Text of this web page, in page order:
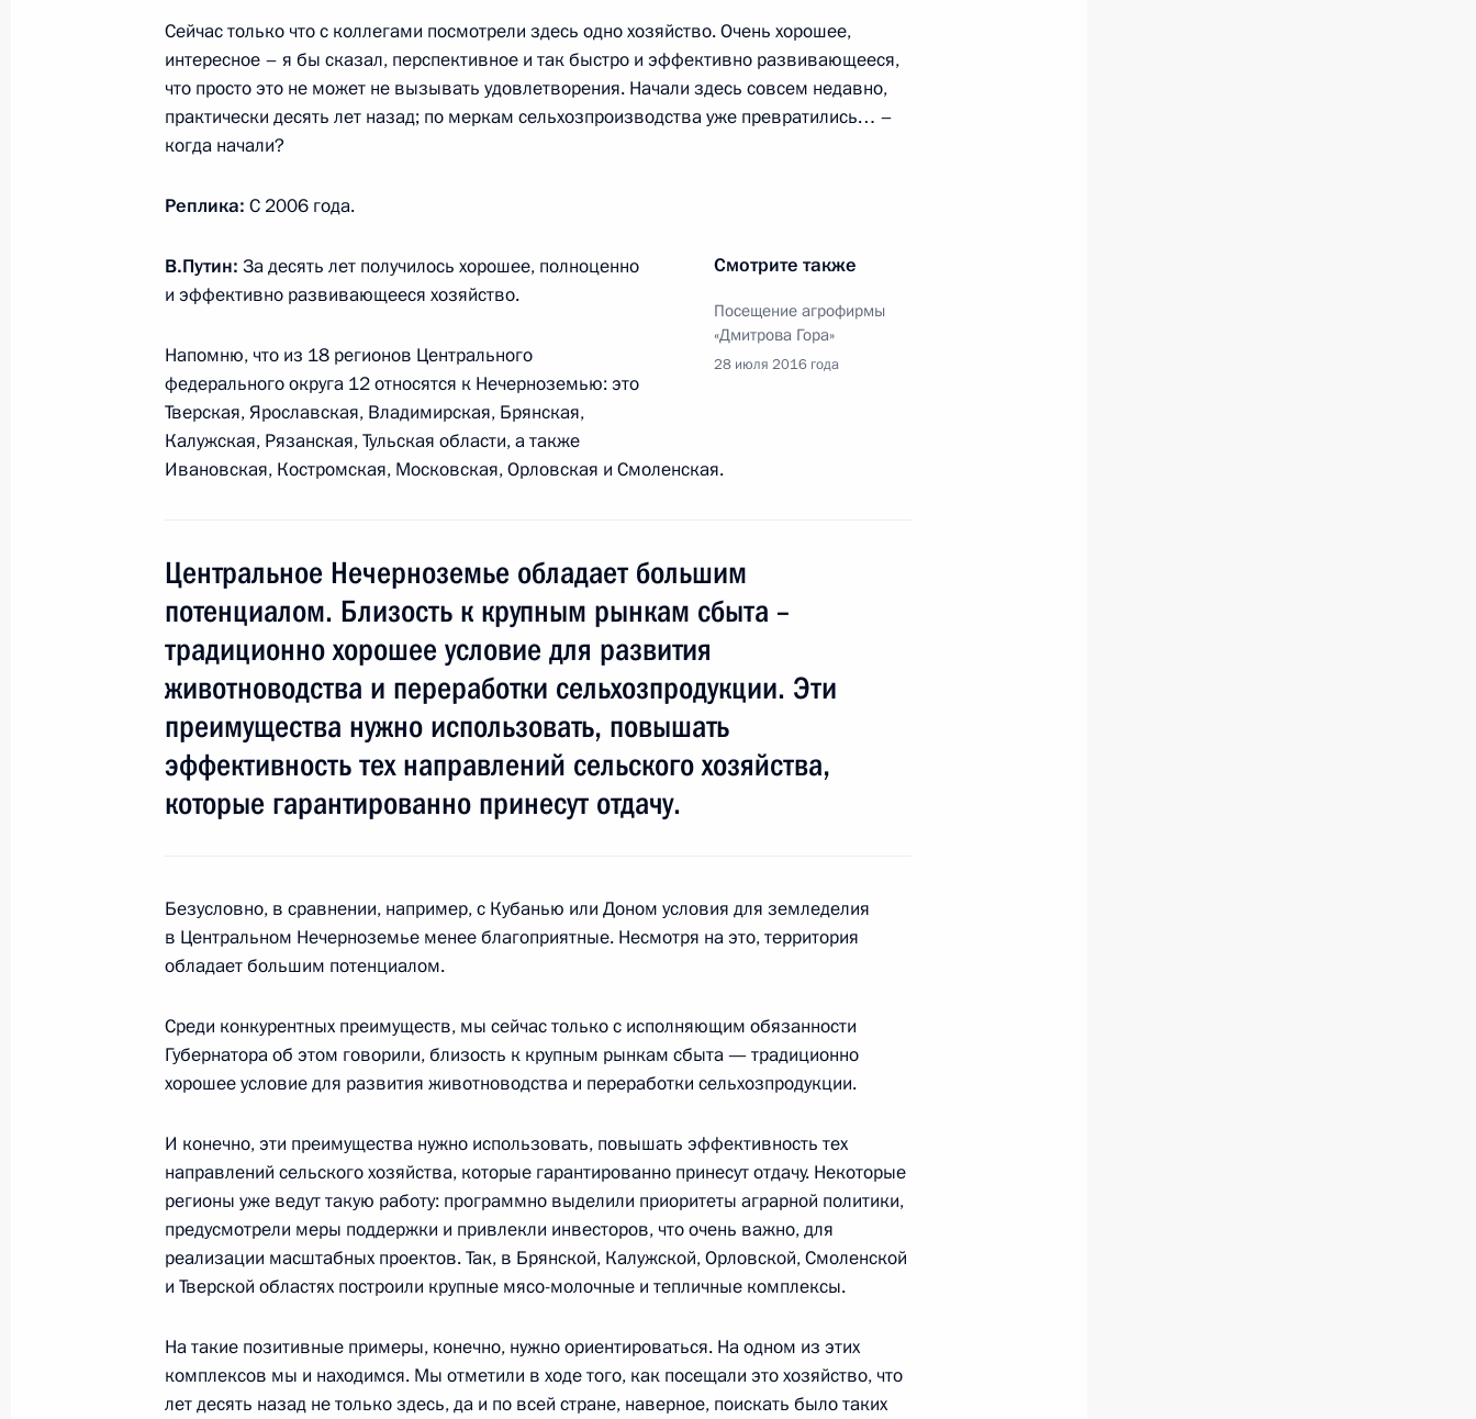
Межрегиональный форум Общероссийского народного фронта
26 октября 2016 года, 17:10
27 сентября 2016 года, 14:40
Совещание с членами Правительства
7 сентября 2016 года, 14:15
28 июля 2016 года, 14:00
Совещание с членами Правительства
Встреча с Министром сельского хозяйства Александром
Заседание президиума Госсовета по вопросам развития
19 октября 2015 года, 16:40
Совещание по вопросам развития сельского хозяйства
24 сентября 2015 года, 16:30
Совещание с членами Правительства
Сейчас только что с коллегами посмотрели здесь одно хозяйство. Очень хорошее,
интересное – я бы сказал, перспективное и так быстро и эффективно развивающееся,
что просто это не может не вызывать удовлетворения. Начали здесь совсем недавно,
практически десять лет назад; по меркам сельхозпроизводства уже превратились… –
когда начали?
Реплика: С 2006 года.
Смотрите также
Посещение агрофирмы
«Дмитрова Гора»
28 июля 2016 года
В.Путин: За десять лет получилось хорошее, полноценно
и эффективно развивающееся хозяйство.
Напомню, что из 18 регионов Центрального
федерального округа 12 относятся к Нечерноземью: это
Тверская, Ярославская, Владимирская, Брянская,
Калужская, Рязанская, Тульская области, а также
Ивановская, Костромская, Московская, Орловская и Смоленская.
Центральное Нечерноземье обладает большим
потенциалом. Близость к крупным рынкам сбыта –
традиционно хорошее условие для развития
животноводства и переработки сельхозпродукции. Эти
преимущества нужно использовать, повышать
эффективность тех направлений сельского хозяйства,
которые гарантированно принесут отдачу.
Безусловно, в сравнении, например, с Кубанью или Доном условия для земледелия
в Центральном Нечерноземье менее благоприятные. Несмотря на это, территория
обладает большим потенциалом.
Среди конкурентных преимуществ, мы сейчас только с исполняющим обязанности
Губернатора об этом говорили, близость к крупным рынкам сбыта — традиционно
хорошее условие для развития животноводства и переработки сельхозпродукции.
И конечно, эти преимущества нужно использовать, повышать эффективность тех
направлений сельского хозяйства, которые гарантированно принесут отдачу. Некоторые
регионы уже ведут такую работу: программно выделили приоритеты аграрной политики,
предусмотрели меры поддержки и привлекли инвесторов, что очень важно, для
реализации масштабных проектов. Так, в Брянской, Калужской, Орловской, Смоленской
и Тверской областях построили крупные мясо-молочные и тепличные комплексы.
На такие позитивные примеры, конечно, нужно ориентироваться. На одном из этих
комплексов мы и находимся. Мы отметили в ходе того, как посещали это хозяйство, что
лет десять назад не только здесь, да и по всей стране, наверное, поискать было таких